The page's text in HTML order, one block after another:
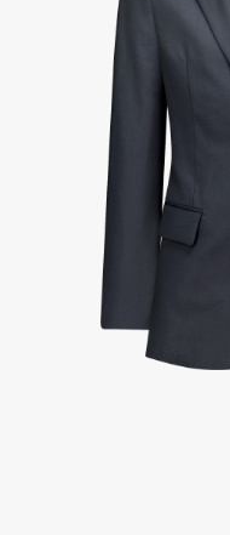
- 품질 보증기간 경과 후에는 공정거래
- 단, 불량 판정 과정에서 의견 차이가
국소비자연맹의 심의 후 심의 결과를 알
- 매장 or 본사 몰 접수 > 심사 & 수선 작
- AS 접수는 본사 몰(택배),인근 지역
- AS 에 소요되는 기간은 평균적으로
- 동일한 원단, 부자재를 활용하여 최대
- 내구성이 다하였거나 오래된 제품일
- 수선 유형에 따라 수선비용이 발생할 수
고객센터 / CUSTOMER CENTER
- 1588 - 2209 리버클래시 온라인팀
- 상담 시간 : 평일 AM 10:00 ~ PM
- 토요일, 일요일, 공휴일 휴무